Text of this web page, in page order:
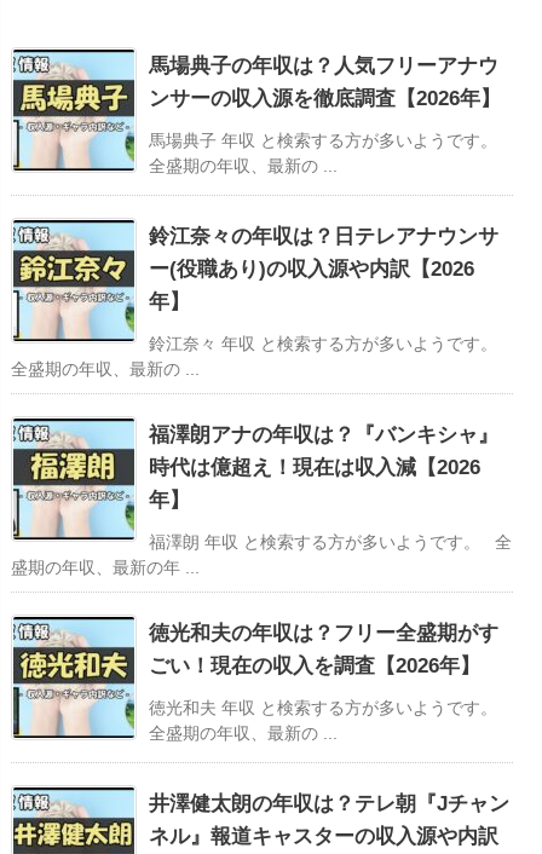
馬場典子の年収は？人気フリーアナウ
ンサーの収入源を徹底調査【2026年】
馬場典子 年収 と検索する方が多いようです。
全盛期の年収、最新の ...
鈴江奈々の年収は？日テレアナウンサ
ー(役職あり)の収入源や内訳【2026
年】
鈴江奈々 年収 と検索する方が多いようです。
全盛期の年収、最新の ...
福澤朗アナの年収は？『バンキシャ』
時代は億超え！現在は収入減【2026
年】
福澤朗 年収 と検索する方が多いようです。 全
盛期の年収、最新の年 ...
徳光和夫の年収は？フリー全盛期がす
ごい！現在の収入を調査【2026年】
徳光和夫 年収 と検索する方が多いようです。
全盛期の年収、最新の ...
井澤健太朗の年収は？テレ朝『Jチャン
ネル』報道キャスターの収入源や内訳